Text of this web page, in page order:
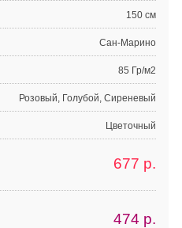
150 см
Сан-Марино
85 Гр/м2
Розовый, Голубой, Сиреневый
Цветочный
677 р.
474 р.